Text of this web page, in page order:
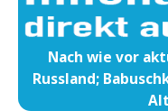
Nach wie vor
Russland;